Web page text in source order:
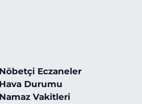
Eczaneler
Durumu
Vakitleri